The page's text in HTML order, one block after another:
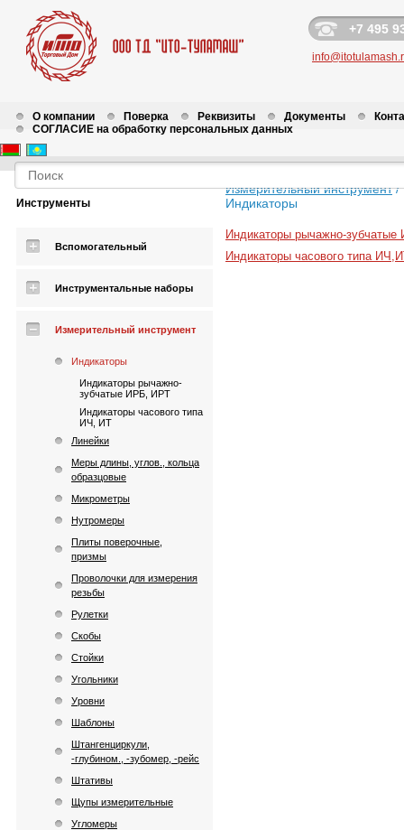
+7 495
О компании Поверка Реквизиты Документы
СОГЛАСИЕ на обработку персональных данных
Инструменты
Вспомогательный
Инструментальные наборы
Измерительный инструмент
Индикаторы
Индикаторы рычажно-
зубчатые ИРБ, ИРТ
Индикаторы часового типа
ИЧ, ИТ
Линейки
Меры длины, углов., кольца
образцовые
Микрометры
Нутромеры
Плиты поверочные,
призмы
Проволочки для измерения
резьбы
Рулетки
Скобы
Стойки
Угольники
Уровни
Шаблоны
Штангенциркули,
-глубином., -зубомер, -рейс
Штативы
Щупы измерительные
Угломеры
Измерительный инструмент /
Индикаторы
Индикаторы рычажно-
Индикаторы часового типа